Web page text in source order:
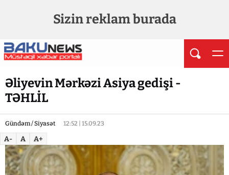
Sizin reklam burada
Əliyevin Mərkəzi Asiya gedişi -
TƏHLİL
Gündəm / Siyasət 12:52 | 15.09.23
A- A A+